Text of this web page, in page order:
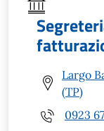
Largo
(TP)
0923